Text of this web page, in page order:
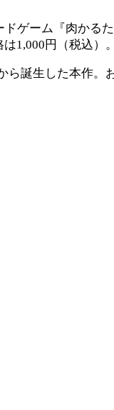
ゲーム『肉かる
1,000円（税込）。
誕生した本作。